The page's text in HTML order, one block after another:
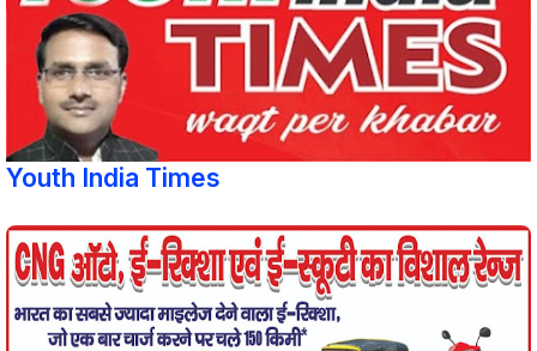
Youth India Times